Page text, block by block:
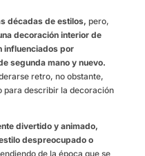
décadas de estilos, pero,
decoración interior de
influenciados por
segunda mano y nuevo.
retro, no obstante,
para describir la decoración
divertido y animado,
despreocupado o
de la época que se